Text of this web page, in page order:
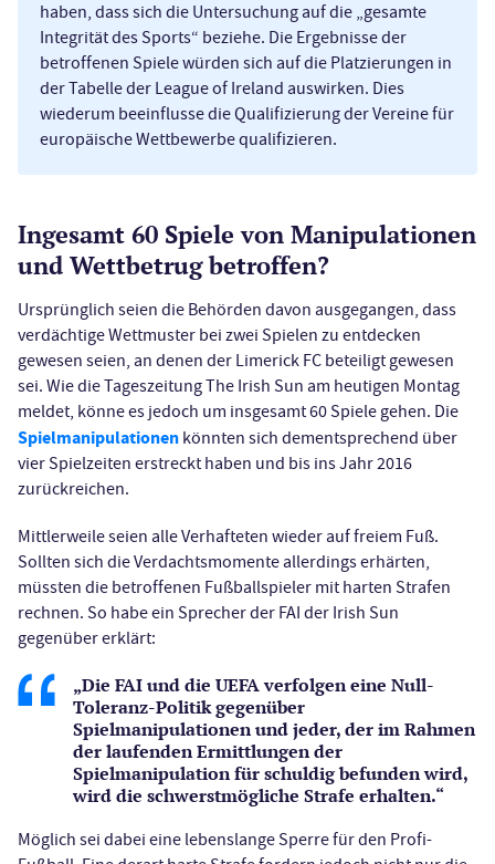
haben, dass sich die Untersuchung auf die „gesamte
Integrität des Sports“ beziehe. Die Ergebnisse der
betroffenen Spiele würden sich auf die Platzierungen in
der Tabelle der League of Ireland auswirken. Dies
wiederum beeinflusse die Qualifizierung der Vereine für
europäische Wettbewerbe qualifizieren.
Ingesamt 60 Spiele von Manipulationen
und Wettbetrug betroffen?
Ursprünglich seien die Behörden davon ausgegangen, dass
verdächtige Wettmuster bei zwei Spielen zu entdecken
gewesen seien, an denen der Limerick FC beteiligt gewesen
sei. Wie die Tageszeitung The Irish Sun am heutigen Montag
meldet, könne es jedoch um insgesamt 60 Spiele gehen. Die
Spielmanipulationen könnten sich dementsprechend über
vier Spielzeiten erstreckt haben und bis ins Jahr 2016
zurückreichen.
Mittlerweile seien alle Verhafteten wieder auf freiem Fuß.
Sollten sich die Verdachtsmomente allerdings erhärten,
müssten die betroffenen Fußballspieler mit harten Strafen
rechnen. So habe ein Sprecher der FAI der Irish Sun
gegenüber erklärt:
„Die FAI und die UEFA verfolgen eine Null-
Toleranz-Politik gegenüber
Spielmanipulationen und jeder, der im Rahmen
der laufenden Ermittlungen der
Spielmanipulation für schuldig befunden wird,
wird die schwerstmögliche Strafe erhalten.“
Möglich sei dabei eine lebenslange Sperre für den Profi-